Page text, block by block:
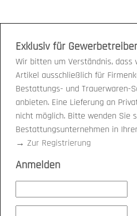
Exklusiv für
Wir bitten um Verständnis, dass
Artikel ausschließlich für
Bestattungs- und Trauerwaren-
anbieten. Eine Lieferung an
nicht möglich. Bitte wenden Sie
Bestattungsunternehmen in
→ Zur Registrierung
Anmelden